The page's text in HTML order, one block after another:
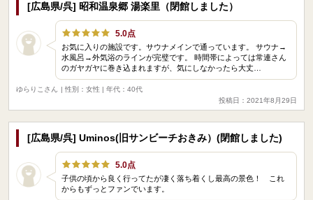
[広島県/呉] 昭和温泉郷 湯楽里（閉館しました）
5.0点
お気に入りの施設です。サウナメインで通っています。 サウナ→
水風呂→外気浴のラインが完璧です。 時間帯によっては常連さん
のガヤガヤに巻き込まれますが、気にしなかったら大丈…
ゆらりこさん | 性別：女性 | 年代：40代
投稿日：2021年8月29日
[広島県/呉] Uminos(旧サンビーチおきみ）(閉館しました)
5.0点
子供の頃から良く行ってたが凄く落ち着くし最高の景色！ これ
からもずっとファンでいます。